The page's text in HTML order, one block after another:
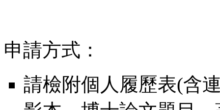
申請方式：
請檢附個人履歷表(含